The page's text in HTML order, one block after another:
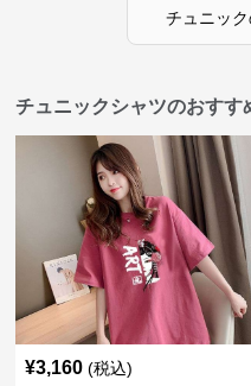
チュニック
チュニックシャツのおすす
¥3,160 (税込)